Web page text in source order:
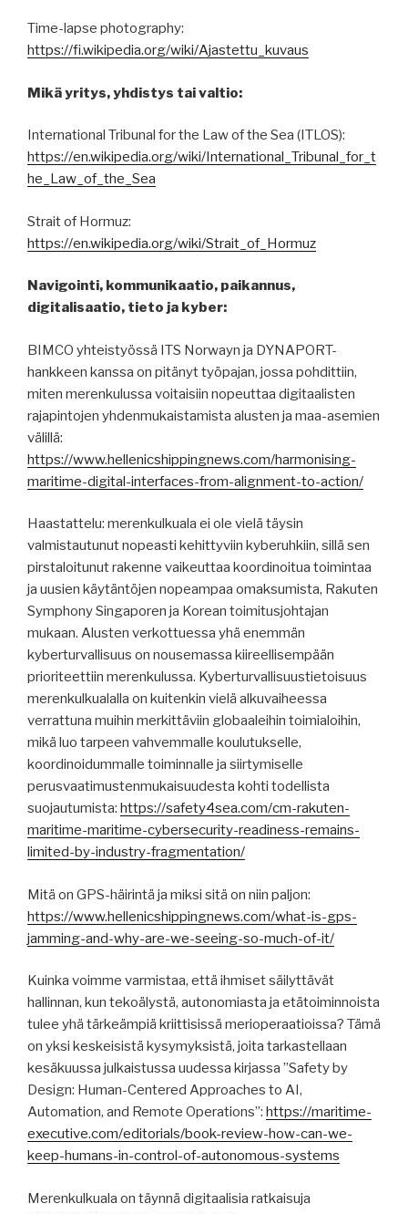
Time-lapse photography:
https://fi.wikipedia.org/wiki/Ajastettu_kuvaus
Mikä yritys, yhdistys tai valtio:
International Tribunal for the Law of the Sea (ITLOS):
https://en.wikipedia.org/wiki/International_Tribunal_for_t
he_Law_of_the_Sea
Strait of Hormuz:
https://en.wikipedia.org/wiki/Strait_of_Hormuz
Navigointi, kommunikaatio, paikannus,
digitalisaatio, tieto ja kyber:
BIMCO yhteistyössä ITS Norwayn ja DYNAPORT-
hankkeen kanssa on pitänyt työpajan, jossa pohdittiin,
miten merenkulussa voitaisiin nopeuttaa digitaalisten
rajapintojen yhdenmukaistamista alusten ja maa-asemien
välillä:
https://www.hellenicshippingnews.com/harmonising-
maritime-digital-interfaces-from-alignment-to-action/
Haastattelu: merenkulkuala ei ole vielä täysin
valmistautunut nopeasti kehittyviin kyberuhkiin, sillä sen
pirstaloitunut rakenne vaikeuttaa koordinoitua toimintaa
ja uusien käytäntöjen nopeampaa omaksumista, Rakuten
Symphony Singaporen ja Korean toimitusjohtajan
mukaan. Alusten verkottuessa yhä enemmän
kyberturvallisuus on nousemassa kiireellisempään
prioriteettiin merenkulussa. Kyberturvallisuustietoisuus
merenkulkualalla on kuitenkin vielä alkuvaiheessa
verrattuna muihin merkittäviin globaaleihin toimialoihin,
mikä luo tarpeen vahvemmalle koulutukselle,
koordinoidummalle toiminnalle ja siirtymiselle
perusvaatimustenmukaisuudesta kohti todellista
suojautumista: https://safety4sea.com/cm-rakuten-
maritime-maritime-cybersecurity-readiness-remains-
limited-by-industry-fragmentation/
Mitä on GPS-häirintä ja miksi sitä on niin paljon:
https://www.hellenicshippingnews.com/what-is-gps-
jamming-and-why-are-we-seeing-so-much-of-it/
Kuinka voimme varmistaa, että ihmiset säilyttävät
hallinnan, kun tekoälystä, autonomiasta ja etätoiminnoista
tulee yhä tärkeämpiä kriittisissä merioperaatioissa? Tämä
on yksi keskeisistä kysymyksistä, joita tarkastellaan
kesäkuussa julkaistussa uudessa kirjassa ”Safety by
Design: Human-Centered Approaches to AI,
Automation, and Remote Operations”: https://maritime-
executive.com/editorials/book-review-how-can-we-
keep-humans-in-control-of-autonomous-systems
Merenkulkuala on täynnä digitaalisia ratkaisuja